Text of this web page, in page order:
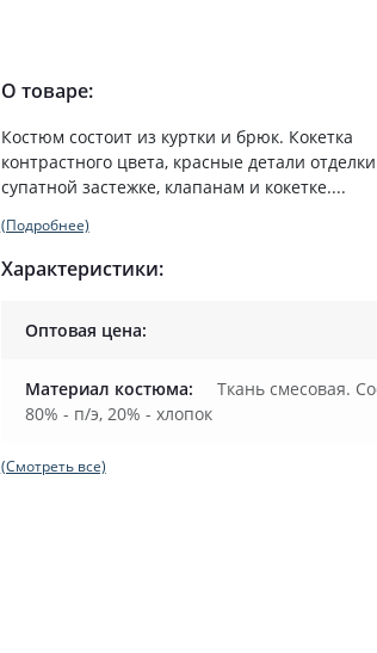
О товаре:
Костюм состоит из куртки и брюк. Кокетка
контрастного цвета, красные детали
супатной застежке, клапанам и кокетке....
(Подробнее)
Характеристики:
Оптовая цена:
Материал костюма:
Ткань смесовая.
80% - п/э, 20% - хлопок
(Смотреть все)